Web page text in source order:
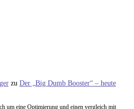
zu Der „Big Dumb Booster“ – heute
um eine Optimierung und einen vergleich mit